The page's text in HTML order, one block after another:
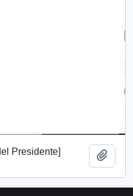
Presidente]